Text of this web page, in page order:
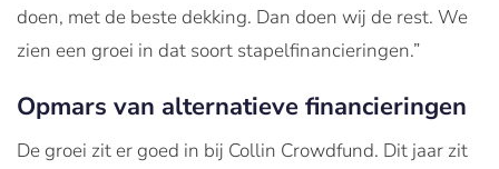
doen, met de beste dekking. Dan doen wij de rest. We
zien een groei in dat soort stapelfinancieringen.”
Opmars van alternatieve financieringen
De groei zit er goed in bij Collin Crowdfund. Dit jaar zit